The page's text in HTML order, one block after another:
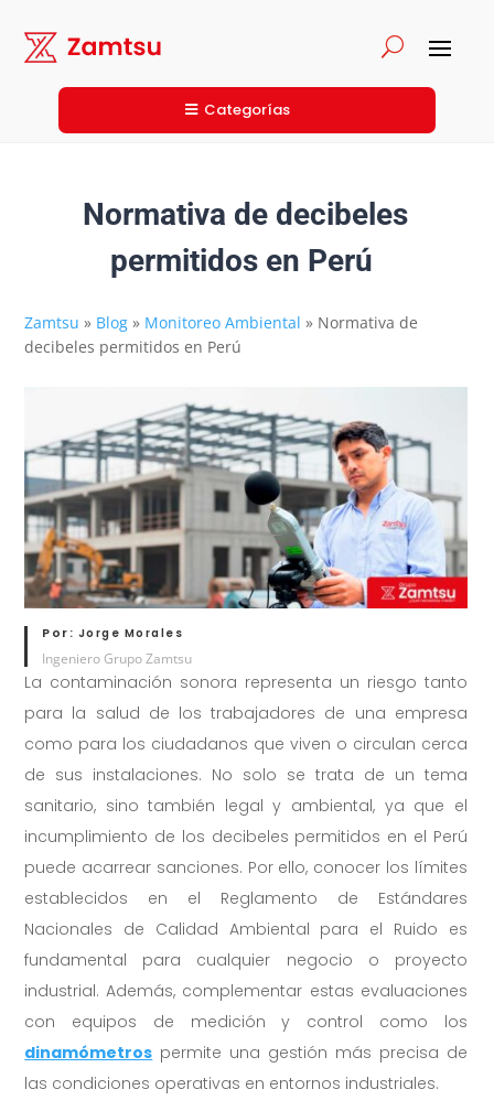
Categorías
Normativa de decibeles
permitidos en Perú
Zamtsu » Blog » Monitoreo Ambiental » Normativa de
decibeles permitidos en Perú
Por: Jorge Morales
Ingeniero Grupo Zamtsu
La contaminación sonora representa un riesgo tanto
para la salud de los trabajadores de una empresa
como para los ciudadanos que viven o circulan cerca
de sus instalaciones. No solo se trata de un tema
sanitario, sino también legal y ambiental, ya que el
incumplimiento de los decibeles permitidos en el Perú
puede acarrear sanciones. Por ello, conocer los límites
establecidos en el Reglamento de Estándares
Nacionales de Calidad Ambiental para el Ruido es
fundamental para cualquier negocio o proyecto
industrial. Además, complementar estas evaluaciones
con equipos de medición y control como los
dinamómetros permite una gestión más precisa de
las condiciones operativas en entornos industriales.